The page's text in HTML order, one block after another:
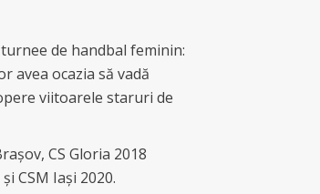
de handbal feminin:
avea ocazia să vadă
viitoarele staruri de
CS Gloria 2018
CSM Iași 2020.